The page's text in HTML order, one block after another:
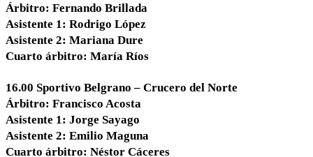
Árbitro: Fernando Brillada
Asistente 1: Rodrigo López
Asistente 2: Mariana Dure
Cuarto árbitro: María Ríos
16.00 Sportivo Belgrano – Crucero del Norte
Árbitro: Francisco Acosta
Asistente 1: Jorge Sayago
Asistente 2: Emilio Maguna
Cuarto árbitro: Néstor Cáceres